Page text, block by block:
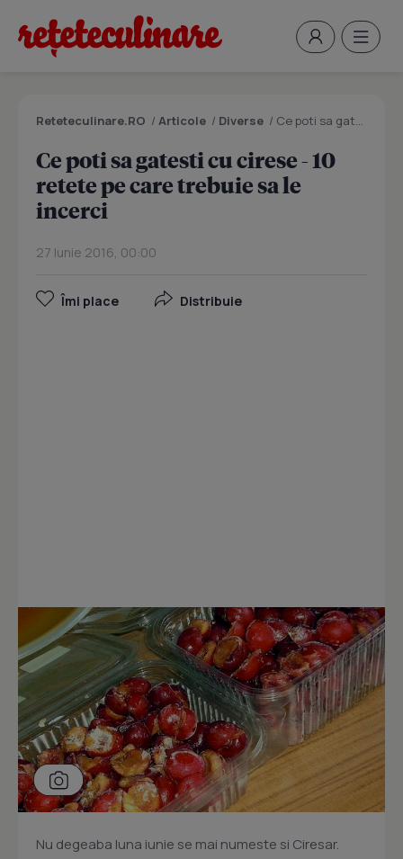
Reteteculinare.RO / Articole / Diverse / Ce poti sa gatesti cu cirese - 10 retete pe care trebuie sa le incerci
Ce poti sa gatesti cu cirese - 10
retete pe care trebuie sa le
incerci
27 Iunie 2016, 00:00
Îmi place Distribuie
Nu degeaba luna iunie se mai numeste si Ciresar.